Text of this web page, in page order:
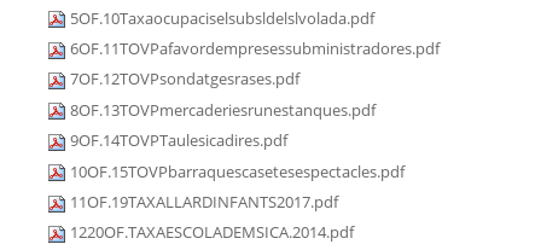
5OF.10Taxaocupaciselsubsldelslvolada.pdf
6OF.11TOVPafavordempresessubministradores.pdf
7OF.12TOVPsondatgesrases.pdf
8OF.13TOVPmercaderiesrunestanques.pdf
9OF.14TOVPTaulesicadires.pdf
10OF.15TOVPbarraquescasetesespectacles.pdf
11OF.19TAXALLARDINFANTS2017.pdf
1220OF.TAXAESCOLADEMSICA.2014.pdf